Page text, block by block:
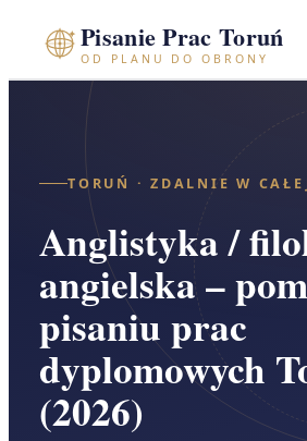
Pisanie Prac Toruń
OD PLANU DO OBRONY
TORUŃ · ZDALNIE W
Anglistyka /
angielska –
pisaniu prac
dyplomowych
(2026)